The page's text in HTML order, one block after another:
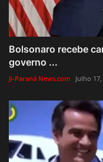
Bolsonaro recebe
governo ...
Ji-Paraná News.com Julho